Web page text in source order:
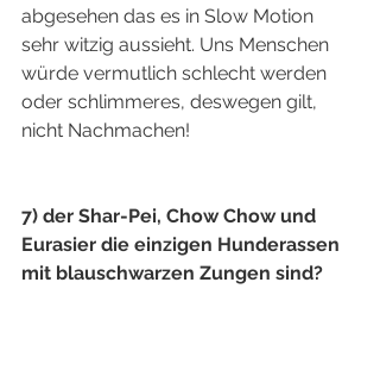
abgesehen das es in Slow Motion
sehr witzig aussieht. Uns Menschen
würde vermutlich schlecht werden
oder schlimmeres, deswegen gilt,
nicht Nachmachen!
7) der Shar-Pei, Chow Chow und
Eurasier die einzigen Hunderassen
mit blauschwarzen Zungen sind?